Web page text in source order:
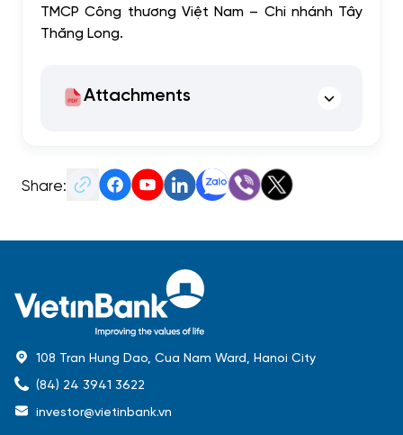
TMCP Công thương Việt Nam – Chi nhánh Tây
Thăng Long.
Attachments
Share:
108 Tran Hung Dao, Cua Nam Ward, Hanoi City
(84) 24 3941 3622
investor@vietinbank.vn